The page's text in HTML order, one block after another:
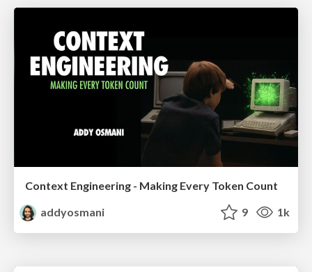
Context Engineering - Making Every Token Count
addyosmani
9 1k